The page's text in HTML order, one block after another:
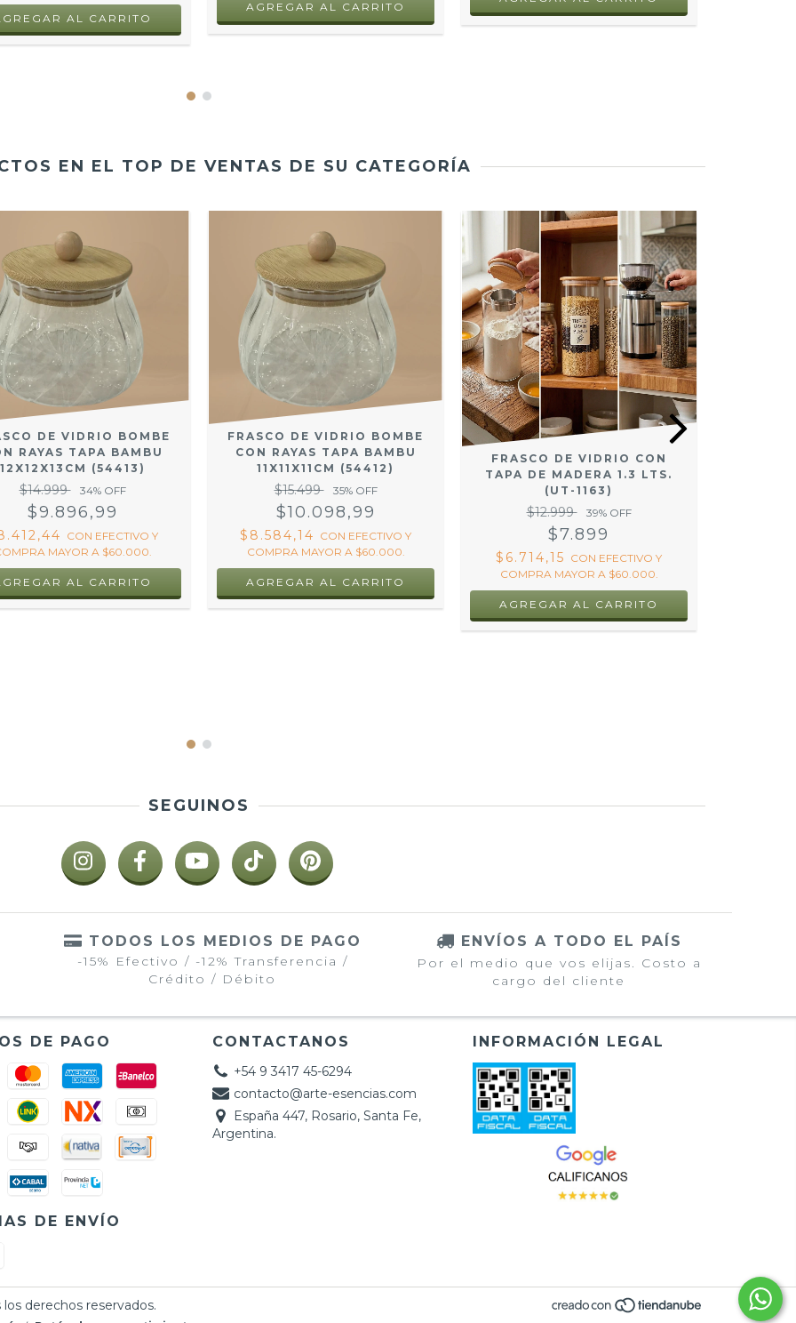
EN EL TOP DE VENTAS DE SU CATEGORÍA
DE VIDRIO BOMBE
RAYAS TAPA BAMBU
12X12X13CM (54413)
$14.999 34% OFF
$9.896,99
CON EFECTIVO Y
MAYOR A $60.000.
FRASCO DE VIDRIO BOMBE
CON RAYAS TAPA BAMBU
11X11X11CM (54412)
$15.499 35% OFF
$10.098,99
$8.584,14 CON EFECTIVO Y
COMPRA MAYOR A $60.000.
FRASCO DE VIDRIO CON
TAPA DE MADERA 1.3 LTS.
(UT-1163)
$12.999 39% OFF
$7.899
$6.714,15 CON EFECTIVO Y
COMPRA MAYOR A $60.000.
SEGUINOS
TODOS LOS MEDIOS DE PAGO
-15% Efectivo / -12% Transferencia /
Crédito / Débito
ENVÍOS A TODO EL PAÍS
Por el medio que vos elijas. Costo a
cargo del cliente
DE PAGO
DE ENVÍO
CONTACTANOS
+54 9 3417 45-6294
contacto@arte-esencias.com
España 447, Rosario, Santa Fe,
Argentina.
INFORMACIÓN LEGAL
derechos reservados.